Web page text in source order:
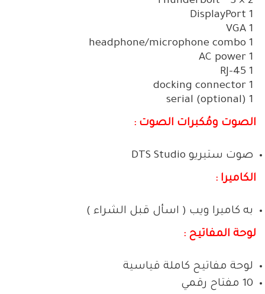
1 DisplayPort
1 VGA
1 headphone/microphone combo
1 AC power
1 RJ-45
1 docking connector
1 serial (optional)
الصوت ومُكبرات الصوت :
صوت ستيريو DTS Studio
الكاميرا :
به كاميرا ويب ( اسأل قبل الشراء )
لوحة المفاتيح :
لوحة مفاتيح كاملة قياسية
10 مفتاح رقمي